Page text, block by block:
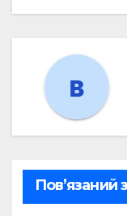
Пов’язаний